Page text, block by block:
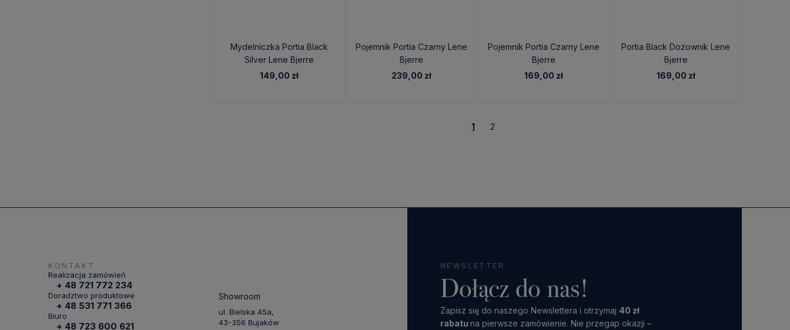
Mydelniczka Portia Black
Silver Lene Bjerre
149,00 zł
Pojemnik Portia Czarny Lene
Bjerre
239,00 zł
Pojemnik Portia Czarny Lene
Bjerre
169,00 zł
Portia Black Dozownik Lene
Bjerre
169,00 zł
1 2
NEWSLETTER
Dołącz do nas!
Zapisz się do naszego Newslettera i otrzymaj 40 zł
rabatu na pierwsze zamówienie. Nie przegap okazji –
KONTAKT
Realizacja zamówień
+ 48 721 772 234
Doradztwo produktowe
+ 48 531 771 366
Biuro
+ 48 723 600 621
Showroom
ul. Bielska 45a,
43-356 Bujaków